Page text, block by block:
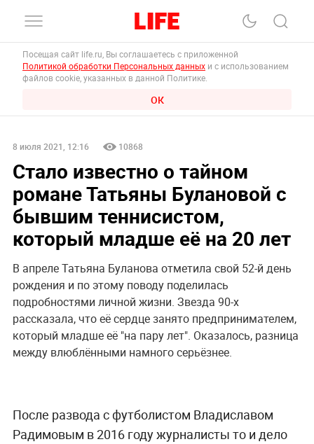
Посещая сайт life.ru, Вы соглашаетесь с приложенной
Политикой обработки Персональных данных и с использованием
файлов cookie, указанных в данной Политике.
ОК
8 июля 2021, 12:16 10868
Стало известно о тайном
романе Татьяны Булановой с
бывшим теннисистом,
который младше её на 20 лет
В апреле Татьяна Буланова отметила свой 52-й день
рождения и по этому поводу поделилась
подробностями личной жизни. Звезда 90-х
рассказала, что её сердце занято предпринимателем,
который младше её "на пару лет". Оказалось, разница
между влюблёнными намного серьёзнее.
После развода с футболистом Владиславом
Радимовым в 2016 году журналисты то и дело